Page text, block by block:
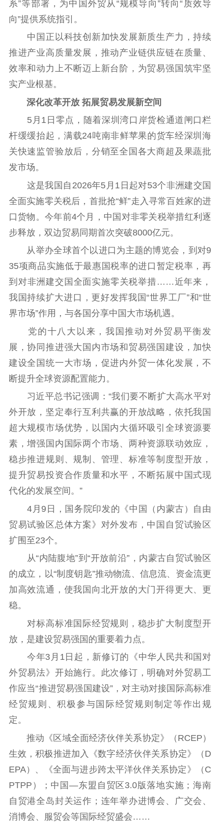
系”等部署，为中国外贸从“规模导向”转向“质效导
向”提供系统指引。
中国正以科技创新加快发展新质生产力，持续
推进产业高质量发展，推动产业链供应链在质量、
效率和动力上不断迈上新台阶，为贸易强国筑牢坚
实产业根基。
深化改革开放 拓展贸易发展新空间
5月1日零点，随着深圳湾口岸货检通道闸口栏
杆缓缓抬起，满载24吨南非鲜苹果的货车经深圳海
关快速监管验放后，分销至全国各大商超及果蔬批
发市场。
这是我国自2026年5月1日起对53个非洲建交国
全面实施零关税后，首批抢“鲜”走入寻常百姓家的进
口货物。今年前4个月，中国对非零关税举措红利逐
步释放，双边贸易同期首次突破8000亿元。
从举办全球首个以进口为主题的博览会，到对9
35项商品实施低于最惠国税率的进口暂定税率，再
到对非洲建交国全面实施零关税举措……近年来，
我国持续扩大进口，更好发挥我国“世界工厂”和“世
界市场”作用，与各国分享中国大市场机遇。
党的十八大以来，我国推动对外贸易平衡发
展，协同推进强大国内市场和贸易强国建设，加快
建设全国统一大市场，促进内外贸一体化发展，不
断提升全球资源配置能力。
习近平总书记强调：“我们要不断扩大高水平对
外开放，坚定奉行互利共赢的开放战略，依托我国
超大规模市场优势，以国内大循环吸引全球资源要
素，增强国内国际两个市场、两种资源联动效应，
稳步推进规则、规制、管理、标准等制度型开放，
提升贸易投资合作质量和水平，不断拓展中国式现
代化的发展空间。”
4月9日，国务院印发的《中国（内蒙古）自由
贸易试验区总体方案》对外发布，中国自贸试验区
扩围至23个。
从“内陆腹地”到“开放前沿”，内蒙古自贸试验区
的成立，以“制度钥匙”推动物流、信息流、资金流更
加高效流通，使我国向北开放的大门开得更大、更
稳。
对标高标准国际经贸规则，稳步扩大制度型开
放，是建设贸易强国的重要着力点。
今年3月1日起，新修订的《中华人民共和国对
外贸易法》开始施行。此次修订，明确对外贸易工
作应当“推进贸易强国建设”，对主动对接国际高标准
经贸规则、积极参与国际经贸规则制定等作出规
定。
推动《区域全面经济伙伴关系协定》（RCEP）
生效，积极推进加入《数字经济伙伴关系协定》（D
EPA）、《全面与进步跨太平洋伙伴关系协定》（C
PTPP）；中国—东盟自贸区3.0版落地实施；海南
自贸港全岛封关运作；连年举办进博会、广交会、
消博会、服贸会等国际经贸盛会……